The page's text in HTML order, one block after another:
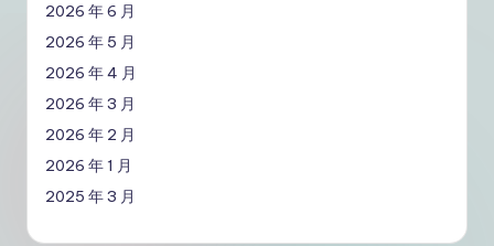
2026 年 6 月
2026 年 5 月
2026 年 4 月
2026 年 3 月
2026 年 2 月
2026 年 1 月
2025 年 3 月